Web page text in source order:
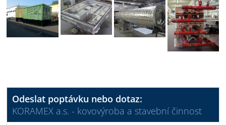
Odeslat poptávku nebo dotaz:
KORAMEX a.s. - kovovýroba a stavební činnost